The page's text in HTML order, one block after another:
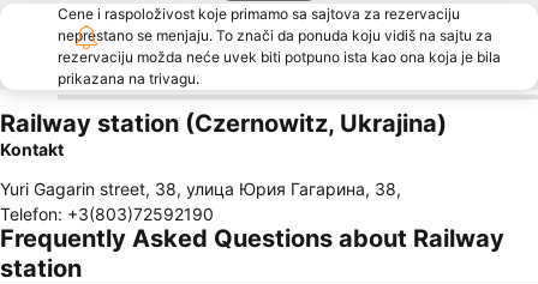
Cene i raspoloživost koje primamo sa sajtova za rezervaciju
neprestano se menjaju. To znači da ponuda koju vidiš na sajtu za
rezervaciju možda neće uvek biti potpuno ista kao ona koja je bila
prikazana na trivagu.
Railway station (Czernowitz, Ukrajina)
Kontakt
Yuri Gagarin street, 38, улица Юрия Гагарина, 38,
Telefon: +3(803)72592190
Frequently Asked Questions about Railway
station